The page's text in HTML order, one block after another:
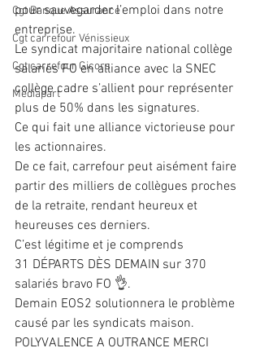
Cgt Banque Assurance
Cgt carrefour Vénissieux
Cgt carrefour Gicors
Médiapart
pour sauvegarder l’emploi dans notre
entreprise.
Le syndicat majoritaire national collège
salariés FO en alliance avec la SNEC
collège cadre s’allient pour représenter
plus de 50% dans les signatures.
Ce qui fait une alliance victorieuse pour
les actionnaires.
De ce fait, carrefour peut aisément faire
partir des milliers de collègues proches
de la retraite, rendant heureux et
heureuses ces derniers.
C’est légitime et je comprends
31 DÉPARTS DÈS DEMAIN sur 370
salariés bravo FO 👌.
Demain EOS2 solutionnera le problème
causé par les syndicats maison.
POLYVALENCE A OUTRANCE MERCI